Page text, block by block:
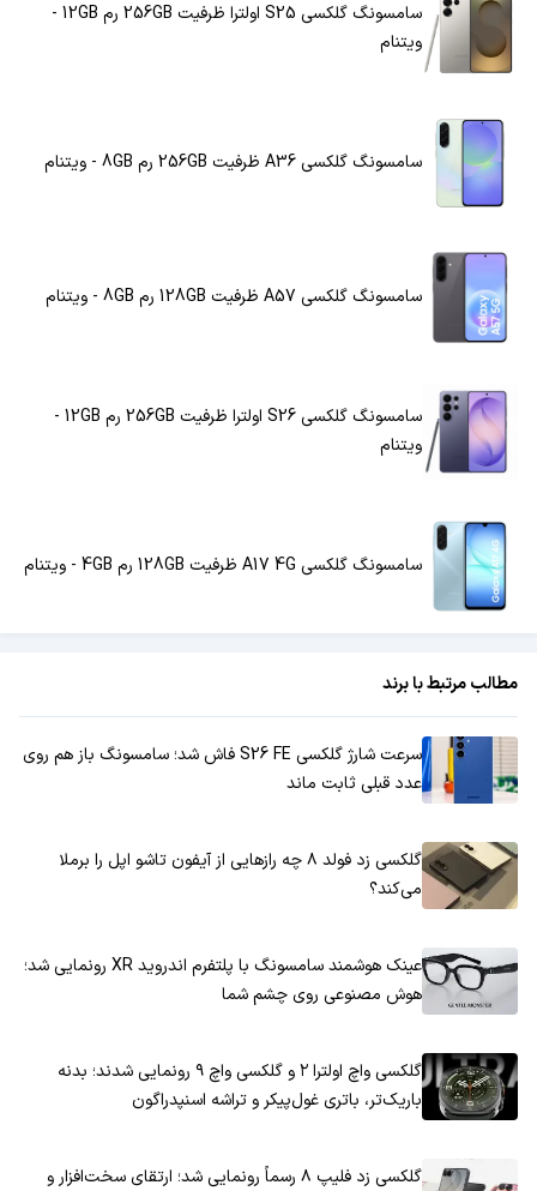
سامسونگ گلکسی S25 اولترا ظرفیت 256GB رم 12GB -
ویتنام
سامسونگ گلکسی A36 ظرفیت 256GB رم 8GB - ویتنام
سامسونگ گلکسی A57 ظرفیت 128GB رم 8GB - ویتنام
سامسونگ گلکسی S26 اولترا ظرفیت 256GB رم 12GB -
ویتنام
سامسونگ گلکسی A17 4G ظرفیت 128GB رم 4GB - ویتنام
مطالب مرتبط با برند
سرعت شارژ گلکسی S26 FE فاش شد؛ سامسونگ باز هم روی
عدد قبلی ثابت ماند
گلکسی زد فولد ۸ چه رازهایی از آیفون تاشو اپل را برملا
می‌کند؟
عینک هوشمند سامسونگ با پلتفرم اندروید XR رونمایی شد؛
هوش مصنوعی روی چشم شما
گلکسی واچ اولترا ۲ و گلکسی واچ ۹ رونمایی شدند؛ بدنه
باریک‌تر، باتری غول‌پیکر و تراشه اسنپدراگون
گلکسی زد فلیپ ۸ رسماً رونمایی شد؛ ارتقای سخت‌افزار و